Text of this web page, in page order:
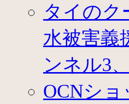
タイのク
水被害義
ンネル3
OCNシ